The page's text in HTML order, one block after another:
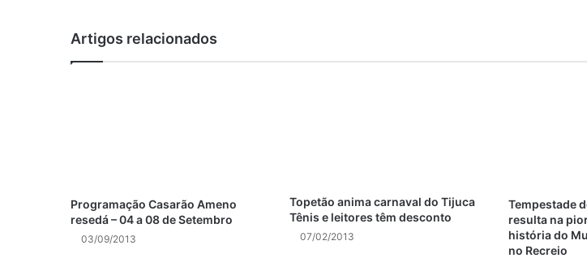
Artigos relacionados
Programação Casarão Ameno
resedá – 04 a 08 de Setembro
03/09/2013
Topetão anima carnaval do Tijuca
Tênis e leitores têm desconto
07/02/2013
Tempestade
resulta na
história do
no Recreio